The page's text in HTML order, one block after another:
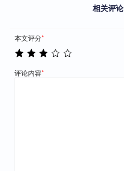
相关评论
本文评分*
评论内容*